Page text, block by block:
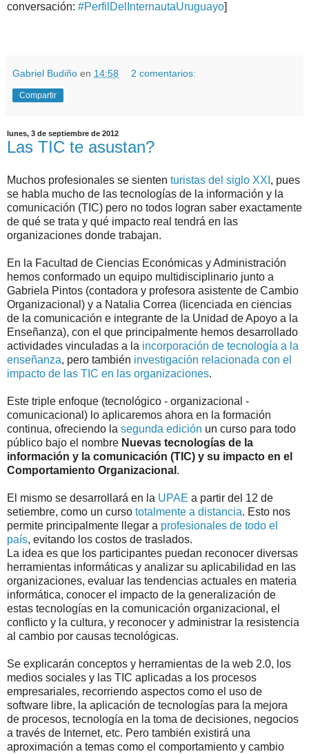
conversación: #PerfilDelInternautaUruguayo]
Gabriel Budiño en 14:58 2 comentarios:
Compartir
lunes, 3 de septiembre de 2012
Las TIC te asustan?
Muchos profesionales se sienten turistas del siglo XXI , pues
se habla mucho de las tecnologías de la información y la
comunicación (TIC) pero no todos logran saber exactamente
de qué se trata y qué impacto real tendrá en las
organizaciones donde trabajan.
En la Facultad de Ciencias Económicas y Administración
hemos conformado un equipo multidisciplinario junto a
Gabriela Pintos (contadora y profesora asistente de Cambio
Organizacional) y a Natalia Correa (licenciada en ciencias
de la comunicación e integrante de la Unidad de Apoyo a la
Enseñanza), con el que principalmente hemos desarrollado
actividades vinculadas a la incorporación de tecnología a la
enseñanza, pero también investigación relacionada con el
impacto de las TIC en las organizaciones.
Este triple enfoque (tecnológico - organizacional -
comunicacional) lo aplicaremos ahora en la formación
continua, ofreciendo la segunda edición un curso para todo
público bajo el nombre Nuevas tecnologías de la
información y la comunicación (TIC) y su impacto en el
Comportamiento Organizacional .
El mismo se desarrollará en la UPAE a partir del 12 de
setiembre, como un curso totalmente a distancia. Esto nos
permite principalmente llegar a profesionales de todo el
país, evitando los costos de traslados.
La idea es que los participantes puedan reconocer diversas
herramientas informáticas y analizar su aplicabilidad en las
organizaciones, evaluar las tendencias actuales en materia
informática, conocer el impacto de la generalización de
estas tecnologías en la comunicación organizacional, el
conflicto y la cultura, y reconocer y administrar la resistencia
al cambio por causas tecnológicas.
Se explicarán conceptos y herramientas de la web 2.0, los
medios sociales y las TIC aplicadas a los procesos
empresariales, recorriendo aspectos como el uso de
software libre, la aplicación de tecnologías para la mejora
de procesos, tecnología en la toma de decisiones, negocios
a través de Internet, etc. Pero también existirá una
aproximación a temas como el comportamiento y cambio